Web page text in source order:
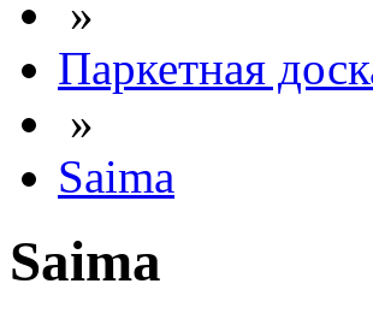
»
Паркетная
»
Saima
Saima